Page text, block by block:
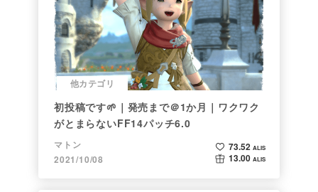
他カテゴリ
初投稿です🌱｜発売まで＠1か月｜ワクワク
がとまらないFF14パッチ6.0
マトン
2021/10/08
73.52 ALIS
13.00 ALIS